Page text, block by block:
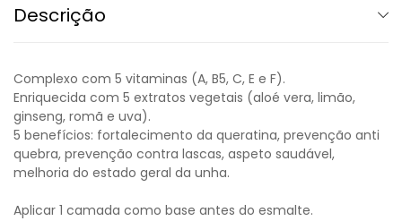
Descrição
Complexo com 5 vitaminas (A, B5, C, E e F).
Enriquecida com 5 extratos vegetais (aloé vera, limão,
ginseng, romã e uva).
5 benefícios: fortalecimento da queratina, prevenção anti
quebra, prevenção contra lascas, aspeto saudável,
melhoria do estado geral da unha.
Aplicar 1 camada como base antes do esmalte.